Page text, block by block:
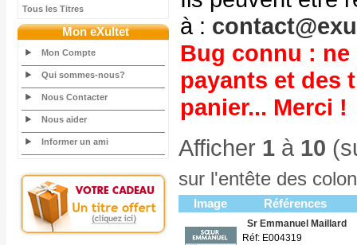
Tous les Titres
Mon eXultet
Mon Compte
Qui sommes-nous?
Nous Contacter
Nous aider
Informer un ami
à :
Bug connu :
payants et des
panier... Merci !
Afficher 1 à 10
sur l'entête des
Image Références
Sr Emmanuel Maillard
Réf: E004319